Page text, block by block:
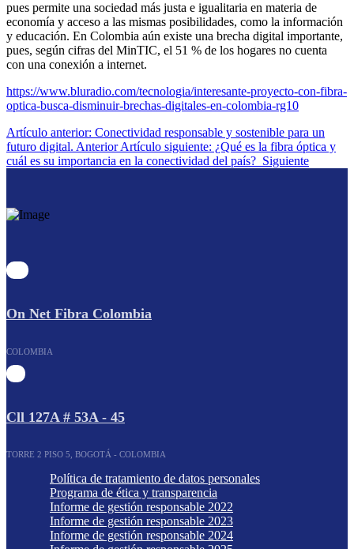
pues permite una sociedad más justa e igualitaria en materia de
economía y acceso a las mismas posibilidades, como la información
y educación. En Colombia aún existe una brecha digital importante,
pues, según cifras del MinTIC, el 51 % de los hogares no cuenta
con una conexión a internet.
https://www.bluradio.com/tecnologia/interesante-proyecto-con-fibra-
optica-busca-disminuir-brechas-digitales-en-colombia-rg10
Artículo anterior: Conectividad responsable y sostenible para un
futuro digital. AnteriorArtículo siguiente: ¿Qué es la fibra óptica y
cuál es su importancia en la conectividad del país? Siguiente
On Net Fibra Colombia
COLOMBIA
Cll 127A # 53A - 45
TORRE 2 PISO 5, BOGOTÁ - COLOMBIA
Política de tratamiento de datos personales
Programa de ética y transparencia
Informe de gestión responsable 2022
Informe de gestión responsable 2023
Informe de gestión responsable 2024